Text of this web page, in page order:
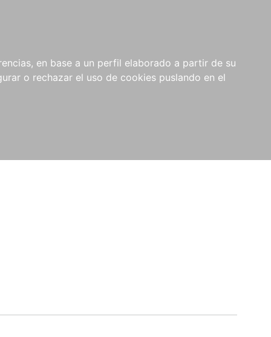
en base a un perfil elaborado a partir de su
o rechazar el uso de cookies puslando en el
NOVEDADES NOTICIAS
COMPRAS
INSTITUCIONALES